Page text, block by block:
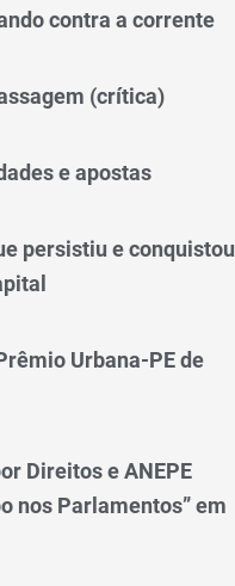
contra a corrente
(crítica)
e apostas
persistiu e conquistou
Urbana-PE de
Direitos e ANEPE
nos Parlamentos” em